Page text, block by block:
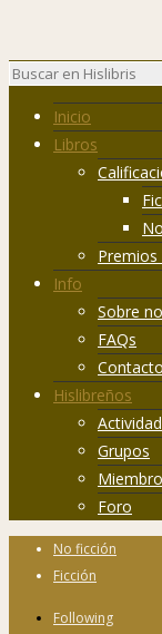
Inicio
Libros
Info
Sobre
FAQs
Contacto
Hislibreños
Actividad
Grupos
Foro
No ficción
Ficción
Following